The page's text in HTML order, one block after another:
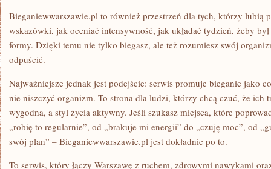
Bieganiewwarszawie.pl to również przestrzeń dla tych, którzy lubią
wskazówki, jak oceniać intensywność, jak układać tydzień, żeby
formy. Dzięki temu nie tylko biegasz, ale też rozumiesz swój
odpuścić.
Najważniejsze jednak jest podejście: serwis promuje bieganie jako
nie niszczyć organizm. To strona dla ludzi, którzy chcą czuć, że ich
wygodna, a styl życia aktywny. Jeśli szukasz miejsca, które
„robię to regularnie”, od „brakuje mi energii” do „czuję moc”, od
swój plan” – Bieganiewwarszawie.pl jest dokładnie po to.
To serwis, który łączy Warszawę z ruchem, zdrowymi nawykami